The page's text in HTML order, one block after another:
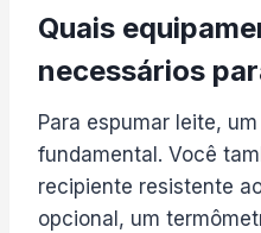
Quais
necessários
Para espumar leite,
fundamental. Você
recipiente resistente
opcional, um